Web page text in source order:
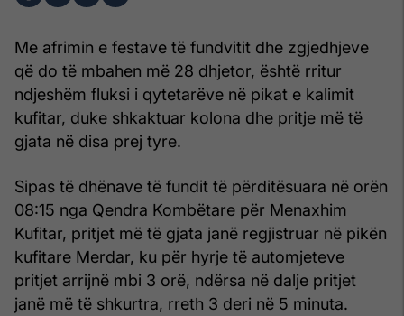
Me afrimin e festave të fundvitit dhe zgjedhjeve
që do të mbahen më 28 dhjetor, është rritur
ndjeshëm fluksi i qytetarëve në pikat e kalimit
kufitar, duke shkaktuar kolona dhe pritje më të
gjata në disa prej tyre.
Sipas të dhënave të fundit të përditësuara në orën
08:15 nga Qendra Kombëtare për Menaxhim
Kufitar, pritjet më të gjata janë regjistruar në pikën
kufitare Merdar, ku për hyrje të automjeteve
pritjet arrijnë mbi 3 orë, ndërsa në dalje pritjet
janë më të shkurtra, rreth 3 deri në 5 minuta.